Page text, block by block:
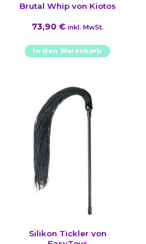
Brutal Whip von Kiotos
73,90 € inkl. MwSt.
In den Warenkorb
Silikon Tickler von